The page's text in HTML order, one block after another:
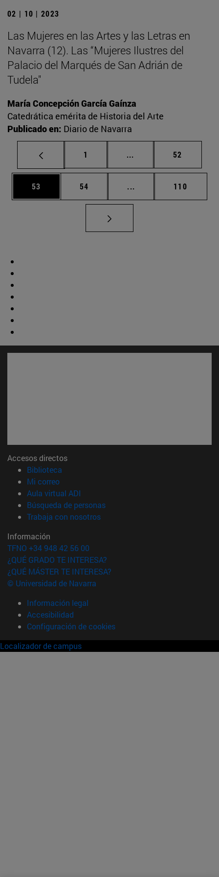
02 | 10 | 2023
Las Mujeres en las Artes y las Letras en
Navarra (12). Las “Mujeres Ilustres del
Palacio del Marqués de San Adrián de
Tudela"
María Concepción García Gaínza
Catedrática emérita de Historia del Arte
Publicado en: Diario de Navarra
Página
1 ... Páginas intermedias
Página
52
Página
53 Página
54 ... Páginas intermedias
Página
110
Accesos directos
Biblioteca
Mi correo(abre en nueva ventana)
Aula virtual ADI
Búsqueda de personas(abre en nueva ventana)
Trabaja con nosotros(abre en nueva ventana)
Información
TFNO +34 948 42 56 00
¿QUÉ GRADO TE INTERESA?
¿QUÉ MÁSTER TE INTERESA?
© Universidad de Navarra
Información legal
Accesibilidad
Configuración de cookies
Localizador de campus